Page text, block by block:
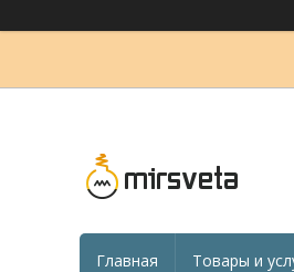
Главная Товары и